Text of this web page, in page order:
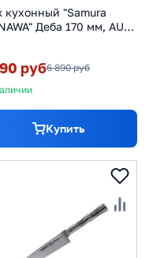
кухонный "Samura
Деба 170 мм, AUS-
руб6 890 руб
Купить